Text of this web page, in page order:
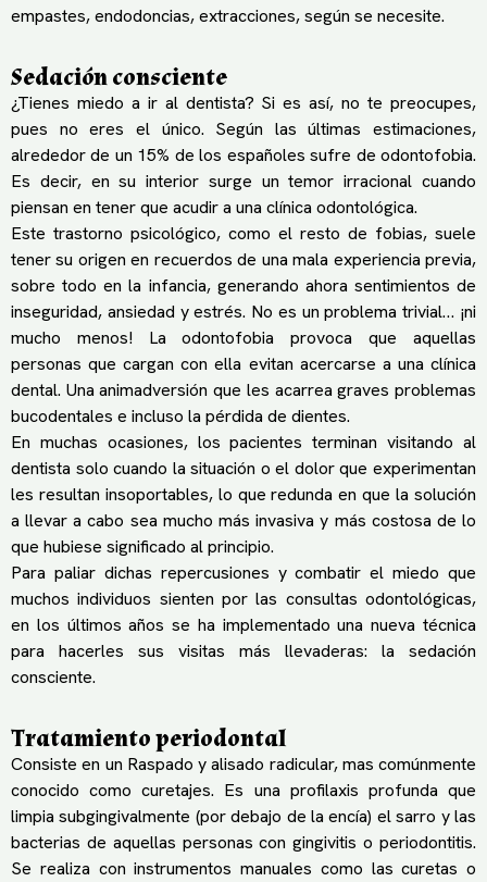
empastes, endodoncias, extracciones, según se necesite.
Sedación consciente
¿Tienes miedo a ir al dentista? Si es así, no te preocupes,
pues no eres el único. Según las últimas estimaciones,
alrededor de un 15% de los españoles sufre de odontofobia.
Es decir, en su interior surge un temor irracional cuando
piensan en tener que acudir a una clínica odontológica.
Este trastorno psicológico, como el resto de fobias, suele
tener su origen en recuerdos de una mala experiencia previa,
sobre todo en la infancia, generando ahora sentimientos de
inseguridad, ansiedad y estrés. No es un problema trivial… ¡ni
mucho menos! La odontofobia provoca que aquellas
personas que cargan con ella evitan acercarse a una clínica
dental. Una animadversión que les acarrea graves problemas
bucodentales e incluso la pérdida de dientes.
En muchas ocasiones, los pacientes terminan visitando al
dentista solo cuando la situación o el dolor que experimentan
les resultan insoportables, lo que redunda en que la solución
a llevar a cabo sea mucho más invasiva y más costosa de lo
que hubiese significado al principio.
Para paliar dichas repercusiones y combatir el miedo que
muchos individuos sienten por las consultas odontológicas,
en los últimos años se ha implementado una nueva técnica
para hacerles sus visitas más llevaderas: la sedación
consciente.
Tratamiento periodontal
Consiste en un Raspado y alisado radicular, mas comúnmente
conocido como curetajes. Es una profilaxis profunda que
limpia subgingivalmente (por debajo de la encía) el sarro y las
bacterias de aquellas personas con gingivitis o periodontitis.
Se realiza con instrumentos manuales como las curetas o